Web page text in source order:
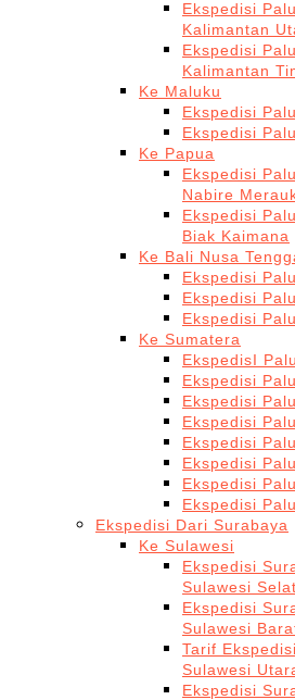
Ekspedisi
Kalimantan
Ekspedisi
Kalimantan
Ke Maluku
Ekspedisi
Ekspedisi
Ke Papua
Ekspedisi
Nabire
Ekspedisi
Biak Kaimana
Ke Bali Nusa
Ekspedisi
Ekspedisi
Ekspedisi
Ke Sumatera
EkspedisI
Ekspedisi
Ekspedisi
Ekspedisi
Ekspedisi
Ekspedisi
Ekspedisi
Ekspedisi
Ekspedisi Dari Surabaya
Ke Sulawesi
Ekspedisi
Sulawesi
Ekspedisi
Sulawesi
Tarif
Sulawesi
Ekspedisi